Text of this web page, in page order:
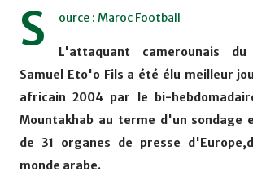
S ource : Maroc Football
L'attaquant camerounais du
Samuel Eto'o Fils a été élu meilleur
africain 2004 par le bi-
Mountakhab au terme d'un sondage
de 31 organes de presse
monde arabe.